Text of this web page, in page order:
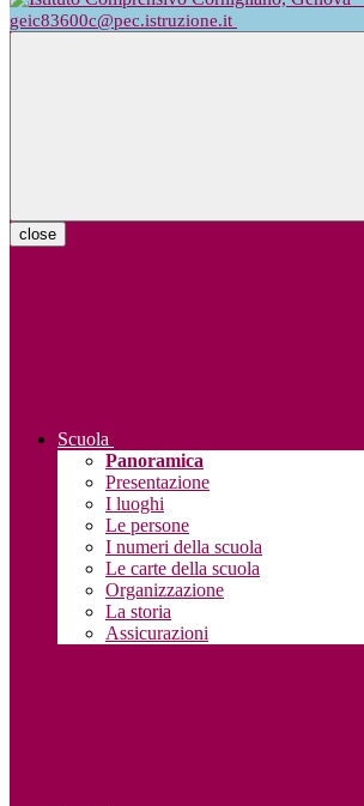
geic83600c@pec.istruzione.it
close
Scuola
Panoramica
Presentazione
I luoghi
Le persone
I numeri della scuola
Le carte della scuola
Organizzazione
La storia
Assicurazioni